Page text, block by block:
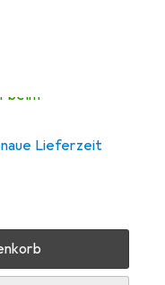
beim
Lieferzeit